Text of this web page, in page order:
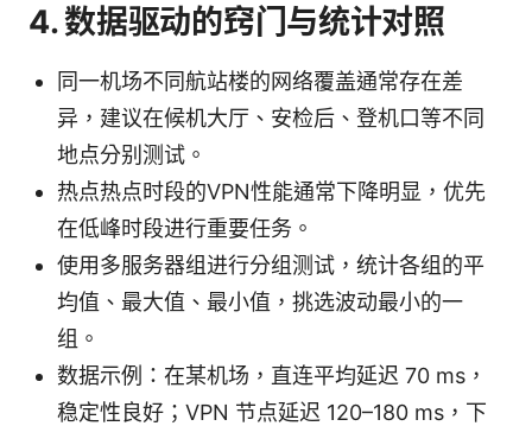
4. 数据驱动的窍门与统计对照
同一机场不同航站楼的网络覆盖通常存在差
异，建议在候机大厅、安检后、登机口等不同
地点分别测试。
热点热点时段的VPN性能通常下降明显，优先
在低峰时段进行重要任务。
使用多服务器组进行分组测试，统计各组的平
均值、最大值、最小值，挑选波动最小的一
组。
数据示例：在某机场，直连平均延迟 70 ms，
稳定性良好；VPN 节点延迟 120–180 ms，下